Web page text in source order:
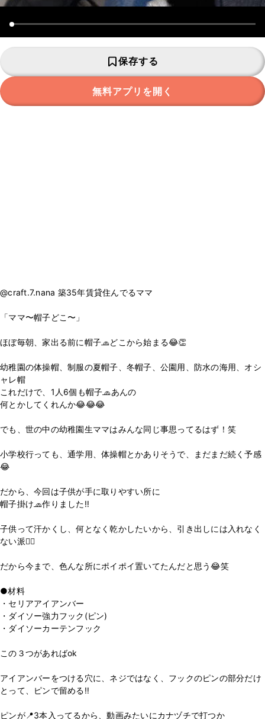
保存する
無料アプリを開く
@craft.7.nana 築35年賃貸住んでるママ
「ママ〜帽子どこ〜」
ほぼ毎朝、家出る前に帽子🧢どこから始まる😂👏
幼稚園の体操帽、制服の夏帽子、冬帽子、公園用、防水の海用、オシ
ャレ帽
これだけで、1人6個も帽子🧢あんの
何とかしてくれんか😂😂😂
でも、世の中の幼稚園生ママはみんな同じ事思ってるはず！笑
小学校行っても、通学用、体操帽とかありそうで、まだまだ続く予感
😂
だから、今回は子供が手に取りやすい所に
帽子掛け🧢作りました‼️
子供って汗かくし、何となく乾かしたいから、引き出しには入れなく
ない派🙋‍♀️
だから今まで、色んな所にポイポイ置いてたんだと思う😂笑
●材料
・セリアアイアンバー
・ダイソー強力フック(ピン)
・ダイソーカーテンフック
この３つがあればok
アイアンバーをつける穴に、ネジではなく、フックのピンの部分だけ
とって、ピンで留める‼️
ピンが📍3本入ってるから、動画みたいにカナヅチで打つか